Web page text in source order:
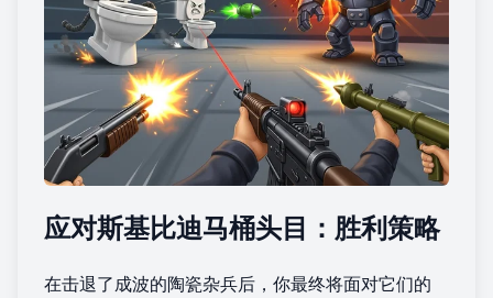
应对斯基比迪马桶头目：胜利策略
在击退了成波的陶瓷杂兵后，你最终将面对它们的